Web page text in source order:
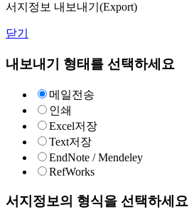
서지정보 내보내기(Export)
닫기
내보내기 형태를 선택하세요
메일전송
인쇄
Excel저장
Text저장
EndNote / Mendeley
RefWorks
서지정보의 형식을 선택하세요